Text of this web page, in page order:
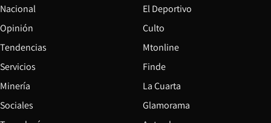
Nacional
Opinión
Tendencias
Servicios
Minería
Sociales
El Deportivo
Culto
Mtonline
Finde
La Cuarta
Glamorama